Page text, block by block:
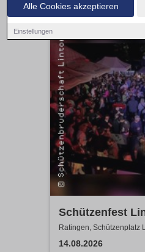
Alle Cookies akzeptieren
Einstellungen
Schützenfest
Zeltparty - St.
Ratingen, Schützenplatz
14.08.2026